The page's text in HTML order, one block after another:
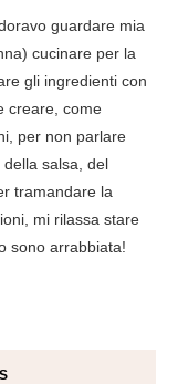
guardare mia
cucinare per la
gli ingredienti con
creare, come
per non parlare
salsa, del
tramandare la
mi rilassa stare
sono arrabbiata!